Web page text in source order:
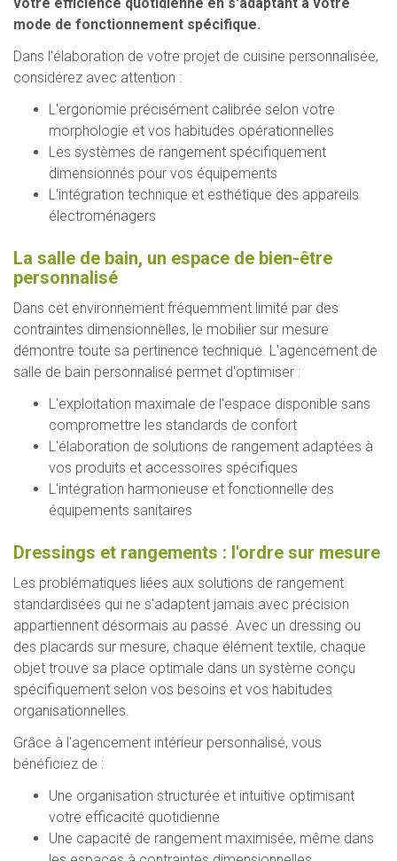
votre efficience quotidienne en s'adaptant à votre
mode de fonctionnement spécifique.
Dans l'élaboration de votre projet de cuisine personnalisée,
considérez avec attention :
L'ergonomie précisément calibrée selon votre
morphologie et vos habitudes opérationnelles
Les systèmes de rangement spécifiquement
dimensionnés pour vos équipements
L'intégration technique et esthétique des appareils
électroménagers
La salle de bain, un espace de bien-être
personnalisé
Dans cet environnement fréquemment limité par des
contraintes dimensionnelles, le mobilier sur mesure
démontre toute sa pertinence technique. L'agencement de
salle de bain personnalisé permet d'optimiser :
L'exploitation maximale de l'espace disponible sans
compromettre les standards de confort
L'élaboration de solutions de rangement adaptées à
vos produits et accessoires spécifiques
L'intégration harmonieuse et fonctionnelle des
équipements sanitaires
Dressings et rangements : l'ordre sur mesure
Les problématiques liées aux solutions de rangement
standardisées qui ne s'adaptent jamais avec précision
appartiennent désormais au passé. Avec un dressing ou
des placards sur mesure, chaque élément textile, chaque
objet trouve sa place optimale dans un système conçu
spécifiquement selon vos besoins et vos habitudes
organisationnelles.
Grâce à l'agencement intérieur personnalisé, vous
bénéficiez de :
Une organisation structurée et intuitive optimisant
votre efficacité quotidienne
Une capacité de rangement maximisée, même dans